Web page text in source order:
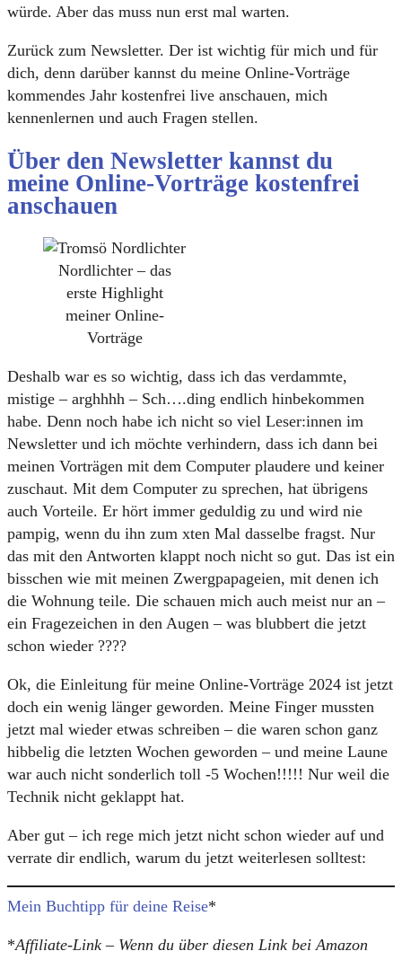
würde. Aber das muss nun erst mal warten.
Zurück zum Newsletter. Der ist wichtig für mich und für
dich, denn darüber kannst du meine Online-Vorträge
kommendes Jahr kostenfrei live anschauen, mich
kennenlernen und auch Fragen stellen.
Über den Newsletter kannst du
meine Online-Vorträge kostenfrei
anschauen
Nordlichter – das
erste Highlight
meiner Online-
Vorträge
Deshalb war es so wichtig, dass ich das verdammte,
mistige – arghhhh – Sch….ding endlich hinbekommen
habe. Denn noch habe ich nicht so viel Leser:innen im
Newsletter und ich möchte verhindern, dass ich dann bei
meinen Vorträgen mit dem Computer plaudere und keiner
zuschaut. Mit dem Computer zu sprechen, hat übrigens
auch Vorteile. Er hört immer geduldig zu und wird nie
pampig, wenn du ihn zum xten Mal dasselbe fragst. Nur
das mit den Antworten klappt noch nicht so gut. Das ist ein
bisschen wie mit meinen Zwergpapageien, mit denen ich
die Wohnung teile. Die schauen mich auch meist nur an –
ein Fragezeichen in den Augen – was blubbert die jetzt
schon wieder ????
Ok, die Einleitung für meine Online-Vorträge 2024 ist jetzt
doch ein wenig länger geworden. Meine Finger mussten
jetzt mal wieder etwas schreiben – die waren schon ganz
hibbelig die letzten Wochen geworden – und meine Laune
war auch nicht sonderlich toll -5 Wochen!!!!! Nur weil die
Technik nicht geklappt hat.
Aber gut – ich rege mich jetzt nicht schon wieder auf und
verrate dir endlich, warum du jetzt weiterlesen solltest:
Mein Buchtipp für deine Reise*
*Affiliate-Link – Wenn du über diesen Link bei Amazon